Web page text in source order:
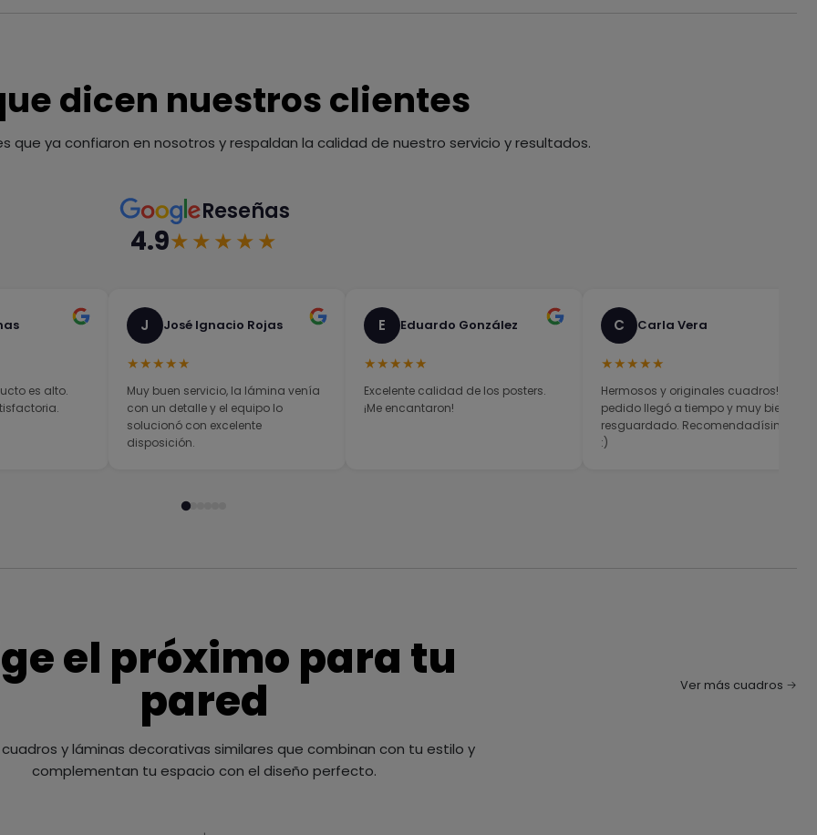
dicen nuestros clientes
que ya confiaron en nosotros y respaldan la calidad de nuestro servicio y resultados.
Reseñas
4.9★★★★★
es alto.
J José Ignacio Rojas
★★★★★
Muy buen servicio, la lámina venía
con un detalle y el equipo lo
solucionó con excelente
disposición.
E Eduardo González
★★★★★
Excelente calidad de los posters.
¡Me encantaron!
C Carla Vera
★★★★★
Hermosos y originales cuadros! El
pedido llegó a tiempo y muy bien
resguardado. Recomendadísimos
:)
el próximo para tu
pared
y láminas decorativas similares que combinan con tu estilo y
complementan tu espacio con el diseño perfecto.
Ver más cuadros